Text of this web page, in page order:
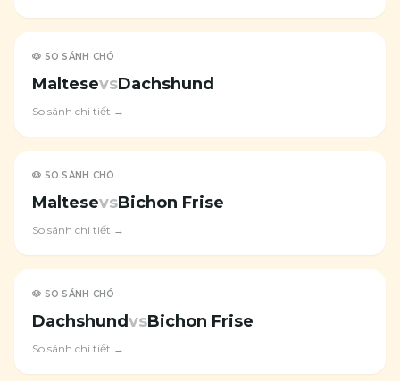
🐶 SO SÁNH CHÓ
MaltesevsDachshund
So sánh chi tiết →
🐶 SO SÁNH CHÓ
MaltesevsBichon Frise
So sánh chi tiết →
🐶 SO SÁNH CHÓ
DachshundvsBichon Frise
So sánh chi tiết →